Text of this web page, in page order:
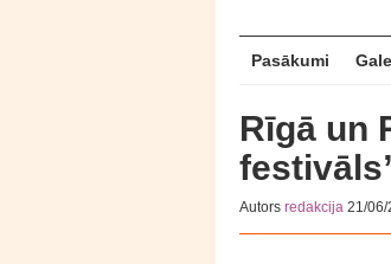
Pasākumi
Rīgā un
Autors redakcija 21/06/